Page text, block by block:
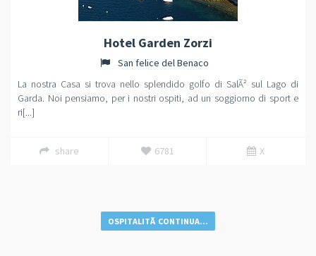
Hotel Garden Zorzi
San felice del Benaco
La nostra Casa si trova nello splendido golfo di SalÃ² sul Lago di
Garda. Noi pensiamo, per i nostri ospiti, ad un soggiorno di sport e
ri[...]
share 6781 X
OSPITALITÃ CONTINUA...